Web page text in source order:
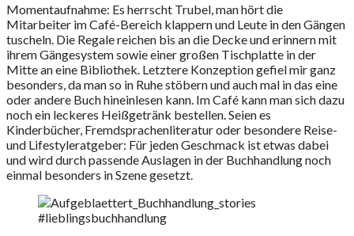
Momentaufnahme: Es herrscht Trubel, man hört die
Mitarbeiter im Café-Bereich klappern und Leute in den Gängen
tuscheln. Die Regale reichen bis an die Decke und erinnern mit
ihrem Gängesystem sowie einer großen Tischplatte in der
Mitte an eine Bibliothek. Letztere Konzeption gefiel mir ganz
besonders, da man so in Ruhe stöbern und auch mal in das eine
oder andere Buch hineinlesen kann. Im Café kann man sich dazu
noch ein leckeres Heißgetränk bestellen. Seien es
Kinderbücher, Fremdsprachenliteratur oder besondere Reise-
und Lifestyleratgeber: Für jeden Geschmack ist etwas dabei
und wird durch passende Auslagen in der Buchhandlung noch
einmal besonders in Szene gesetzt.
#lieblingsbuchhandlung